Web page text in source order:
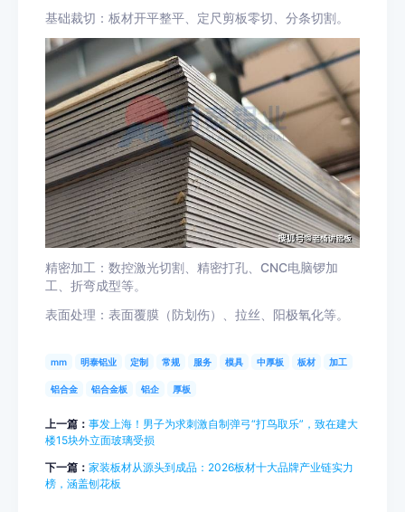
基础裁切：板材开平整平、定尺剪板零切、分条切割。
精密加工：数控激光切割、精密打孔、CNC电脑锣加
工、折弯成型等。
表面处理：表面覆膜（防划伤）、拉丝、阳极氧化等。
mm 明泰铝业 定制 常规 服务 模具 中厚板 板材 加工
铝合金 铝合金板 铝企 厚板
上一篇： 事发上海！男子为求刺激自制弹弓“打鸟取乐”，致在建大
楼15块外立面玻璃受损
下一篇： 家装板材从源头到成品：2026板材十大品牌产业链实力
榜，涵盖刨花板